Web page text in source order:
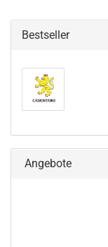
Bestseller
Angebote